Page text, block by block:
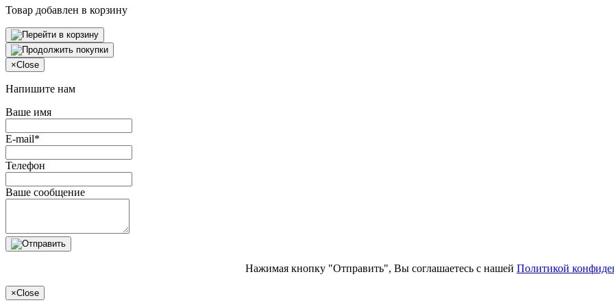
Товар добавлен в корзину
×Close
Напишите нам
Ваше имя
E-mail*
Телефон
Ваше сообщение
Нажимая кнопку "Отправить", Вы соглашаетесь с нашей Политикой
×Close